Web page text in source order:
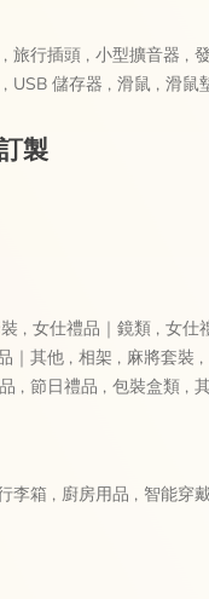
旅行插頭 , 小型擴音器 ,
USB 儲存器 , 滑鼠 , 滑鼠
製
, 女仕禮品｜鏡類 , 女仕
｜其他 , 相架 , 麻將套裝 ,
, 節日禮品 , 包裝盒類 ,
李箱 , 廚房用品 , 智能穿